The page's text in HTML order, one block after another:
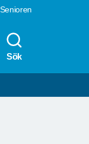
Senioren
Sök